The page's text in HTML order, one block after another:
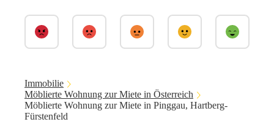
Immobilie
Möblierte Wohnung zur Miete in Österreich
Möblierte Wohnung zur Miete in Pinggau, Hartberg-
Fürstenfeld